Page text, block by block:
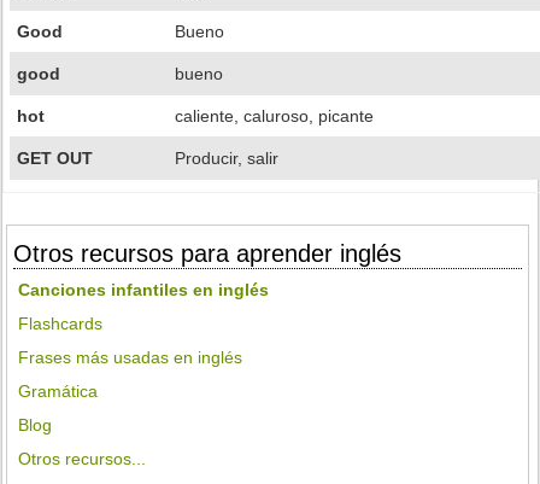
Good Bueno
good bueno
hot caliente, caluroso, picante
GET OUT Producir, salir
Otros recursos para aprender inglés
Canciones infantiles en inglés
Flashcards
Frases más usadas en inglés
Gramática
Blog
Otros recursos...